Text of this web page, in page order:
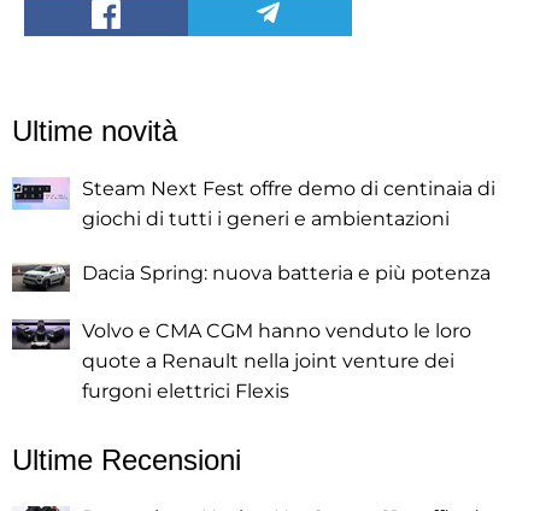
Ultime novità
Steam Next Fest offre demo di centinaia di
giochi di tutti i generi e ambientazioni
Dacia Spring: nuova batteria e più potenza
Volvo e CMA CGM hanno venduto le loro
quote a Renault nella joint venture dei
furgoni elettrici Flexis
Ultime Recensioni